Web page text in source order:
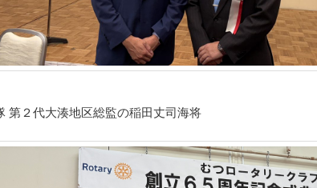
第２代大湊地区総監の稲田丈司海将